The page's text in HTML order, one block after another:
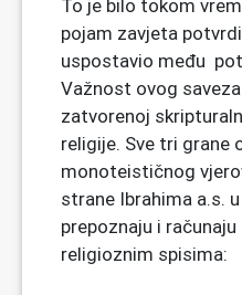
To je bilo tokom
pojam zavjeta
uspostavio među
Važnost ovog
zatvorenoj
religije. Sve tri grane
monoteističnog
strane Ibrahima a.s.
prepoznaju i
religioznim spisima: